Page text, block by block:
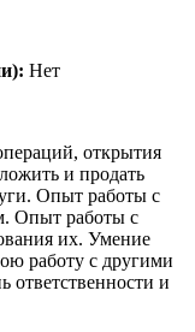
Нет
открытия
и продать
Опыт работы с
Опыт работы с
их. Умение
работу с другими
ответственности и